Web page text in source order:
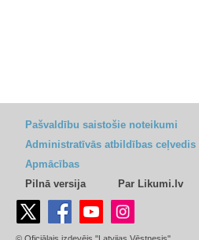
Pašvaldību saistošie noteikumi
Administratīvās atbildības ceļvedis
Apmācības
Pilnā versija
Par Likumi.lv